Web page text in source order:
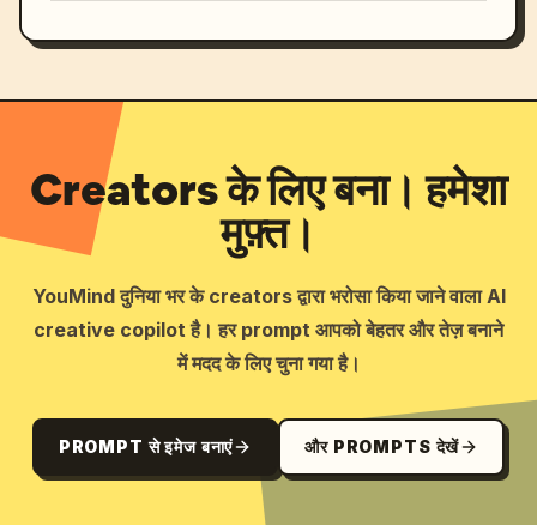
Creators के लिए बना। हमेशा
मुफ़्त।
YouMind दुनिया भर के creators द्वारा भरोसा किया जाने वाला AI
creative copilot है। हर prompt आपको बेहतर और तेज़ बनाने
में मदद के लिए चुना गया है।
PROMPT से इमेज बनाएं और PROMPTS देखें